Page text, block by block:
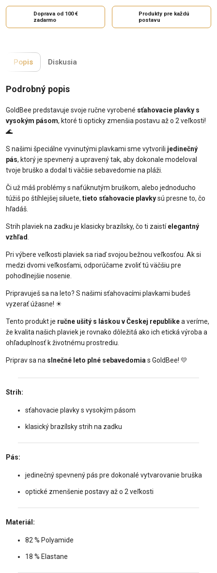
Doprava od 100 €
zadarmo
Produkty pre každú
postavu
Popis Diskusia
Podrobný popis
GoldBee predstavuje svoje ručne vyrobené sťahovacie plavky s
vysokým pásom, ktoré ti opticky zmenšia postavu až o 2 veľkosti!
🌊
S našimi špeciálne vyvinutými plavkami sme vytvorili jedinečný
pás, ktorý je spevnený a upravený tak, aby dokonale modeloval
tvoje bruško a dodal ti väčšie sebavedomie na pláži.
Či už máš problémy s nafúknutým bruškom, alebo jednoducho
túžiš po štíhlejšej siluete, tieto sťahovacie plavkysú presne to, čo
hľadáš.
Strih plaviek na zadku je klasicky brazílsky, čo ti zaistíelegantný
vzhľad
Pri výbere veľkosti plaviek sa riaď svojou bežnou veľkosťou. Ak si
medzi dvomi veľkosťami, odporúčame zvoliť tú väčšiu pre
pohodlnejšie nosenie.
Pripravuješ sa na leto? S našimi sťahovacími plavkami budeš
vyzerať úžasne! ☀
Tento produkt je ručne ušitý s láskou v Českej republikea veríme,
že kvalita našich plaviek je rovnako dôležitá ako ich etická výroba a
ohľaduplnosť k životnému prostrediu.
Priprav sa na slnečné leto plné sebavedomia s GoldBee! 💛
Strih:
sťahovacie plavky s vysokým pásom
klasický brazílsky strih na zadku
Pás:
jedinečný spevnený pás pre dokonalé vytvarovanie bruška
optické zmenšenie postavy až o 2 veľkosti
Materiál:
82 % Polyamide
18 % Elastane